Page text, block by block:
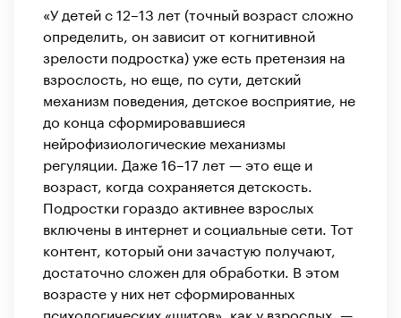
«У детей с 12–13 лет (точный возраст сложно
определить, он зависит от когнитивной
зрелости подростка) уже есть претензия на
взрослость, но еще, по сути, детский
механизм поведения, детское восприятие, не
до конца сформировавшиеся
нейрофизиологические механизмы
регуляции. Даже 16–17 лет — это еще и
возраст, когда сохраняется детскость.
Подростки гораздо активнее взрослых
включены в интернет и социальные сети. Тот
контент, который они зачастую получают,
достаточно сложен для обработки. В этом
возрасте у них нет сформированных
психологических «щитов», как у взрослых, —